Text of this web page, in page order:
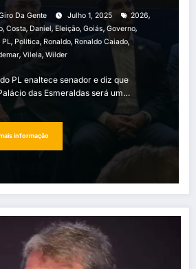
Da Gente Julho 1, 2025 2026,
, Costa, Daniel, Eleição, Goiás, Governo,
PL, Política, Ronaldo, Ronaldo Caiado,
, Vilela, Wilder
PL enaltece senador e diz que
das Esmeraldas será um…
informação